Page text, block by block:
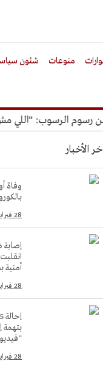
منوعات شئون
الرسوب: "اللي مش
الأخبار
وفاة
28 فبراير 2014 5:45 م
أمنية
28 فبراير 2014 5:41 م
بتهمة
28 فبراير 2014 5:41 م